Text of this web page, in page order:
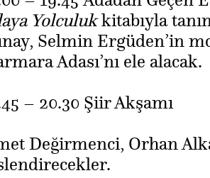
Yolculukkitabıyla
Selmin Ergüden’in
Adası’nı ele alacak.
– 20.30 Şiir Akşamı
Değirmenci, Orhan